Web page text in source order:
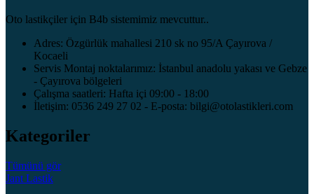
Oto lastikçiler için B4b sistemimiz mevcuttur..
Adres: Özgürlük mahallesi 210 sk no 95/A Çayırova /
Kocaeli
Servis Montaj noktalarımız: İstanbul anadolu yakası ve Gebze
- Çayırova bölgeleri
Çalışma saatleri: Hafta içi 09:00 - 18:00
İletişim: 0536 249 27 02 - E-posta: bilgi@otolastikleri.com
Kategoriler
Tümünü gör
Jant Lastik